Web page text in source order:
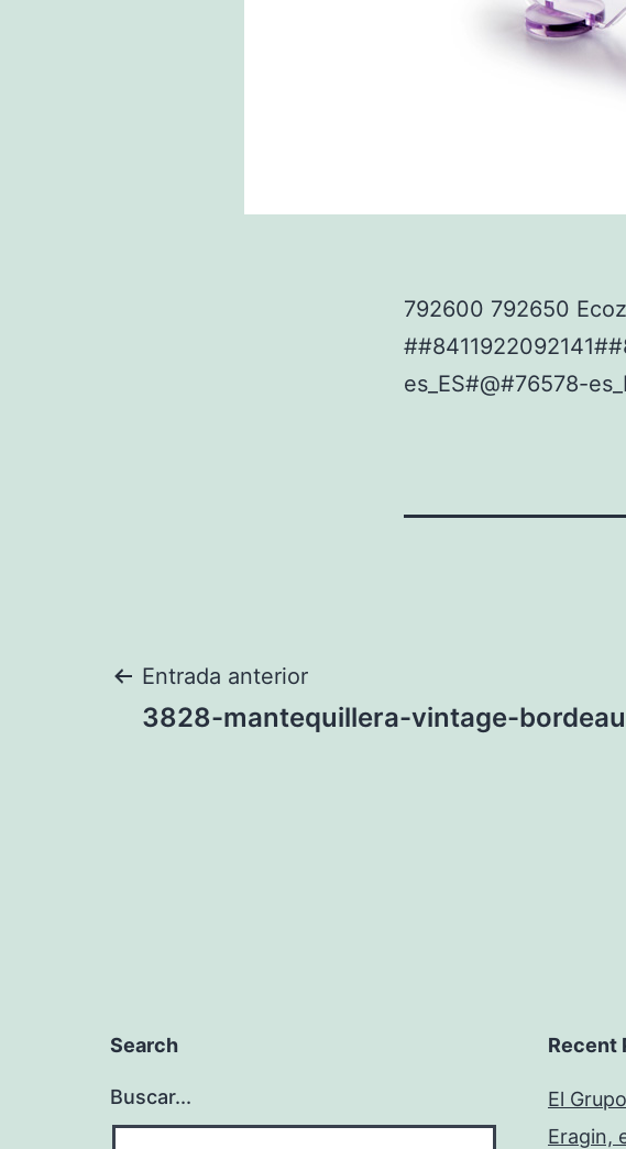
792600 792650
es_ES#@#76578-
Navegación
Entrada anterior
3828-mantequillera-vintage-
Search
Buscar...
Recent
El
Eragin,